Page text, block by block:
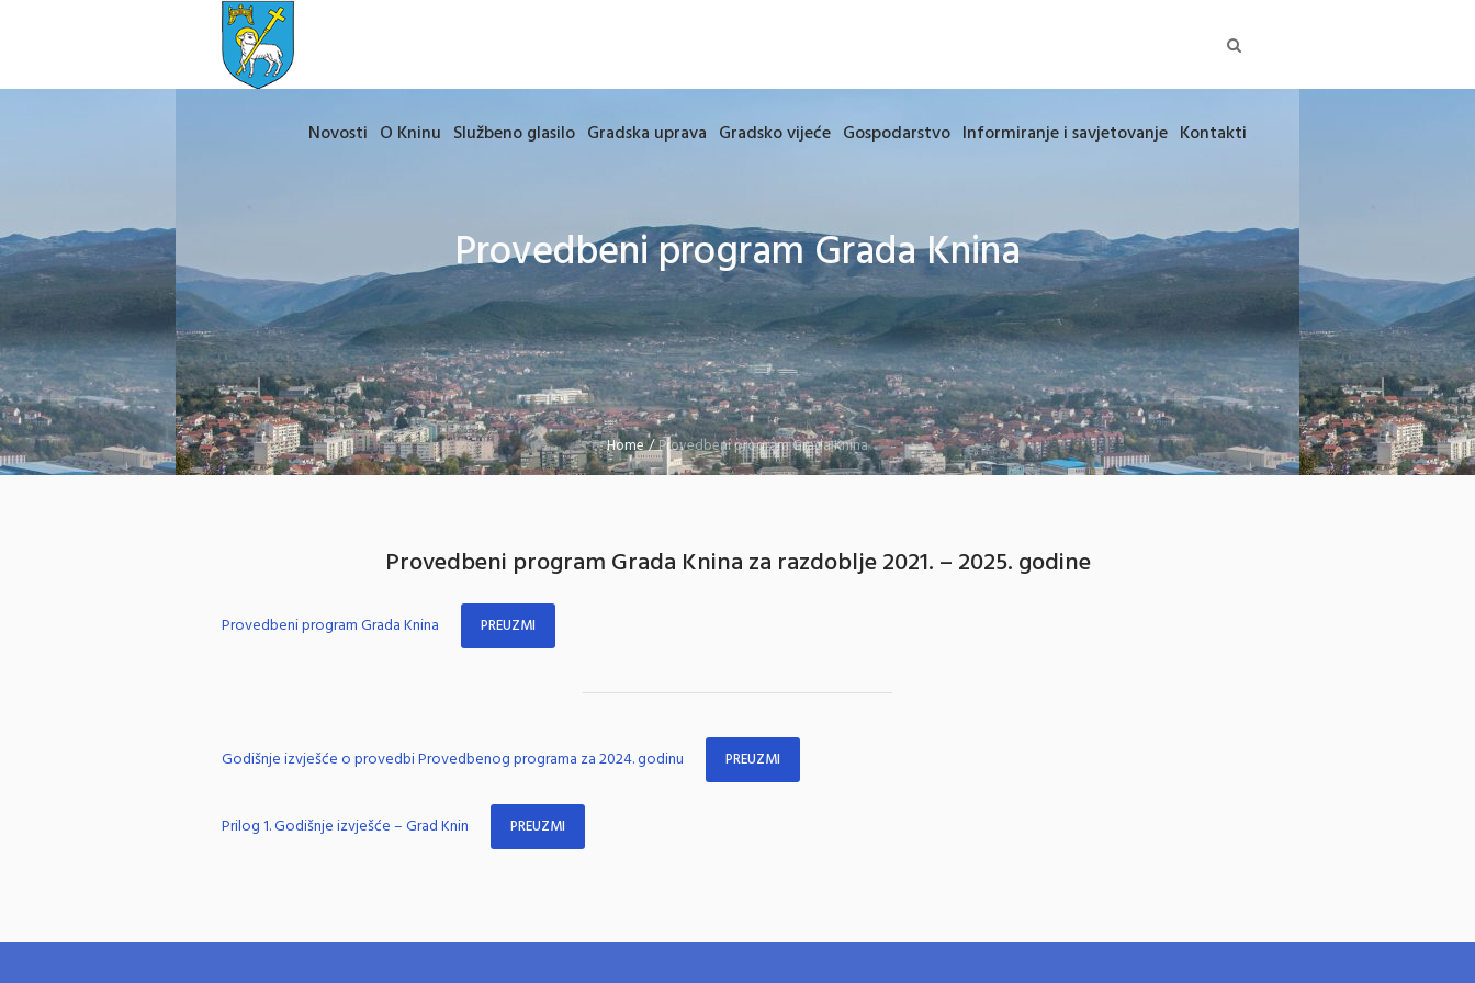
Novosti O Kninu Službeno glasilo Gradska uprava Gradsko vijeće Gospodarstvo Informiranje i savjetovanje Kontakti
Provedbeni program Grada Knina
Home/Provedbeni program Grada Knina
Provedbeni program Grada Knina za razdoblje 2021. – 2025. godine
Provedbeni program Grada Knina PREUZMI
Godišnje izvješće o provedbi Provedbenog programa za 2024. godinu PREUZMI
Prilog 1. Godišnje izvješće – Grad Knin PREUZMI